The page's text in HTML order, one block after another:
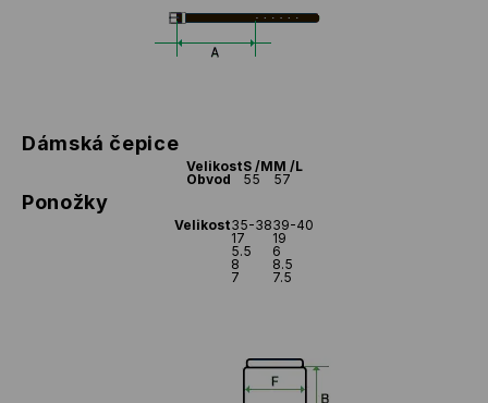
Dámská čepice
VelikostS /MM /L
Obvod
55 57
Ponožky
Velikost35-3839-40
17
19
5.5
6
8
8.5
7
7.5